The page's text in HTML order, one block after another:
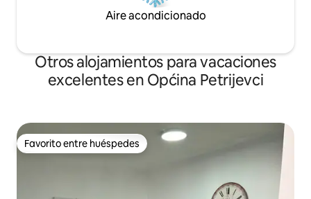
Aire acondicionado
Otros alojamientos para vacaciones
excelentes en Općina Petrijevci
Favorito entre huéspedes
Favorito entre huéspedes